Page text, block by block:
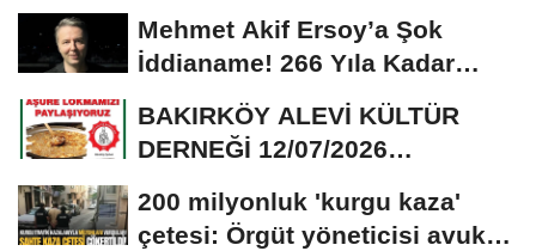
Mehmet Akif Ersoy’a Şok
İddianame! 266 Yıla Kadar
Hapis Talebi
BAKIRKÖY ALEVİ KÜLTÜR
DERNEĞİ 12/07/2026
DAVETİNE...
200 milyonluk 'kurgu kaza'
çetesi: Örgüt yöneticisi avukat